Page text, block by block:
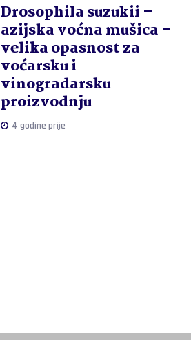
Drosophila suzukii –
azijska voćna mušica –
velika opasnost za
voćarsku i
vinogradarsku
proizvodnju
4 godine prije